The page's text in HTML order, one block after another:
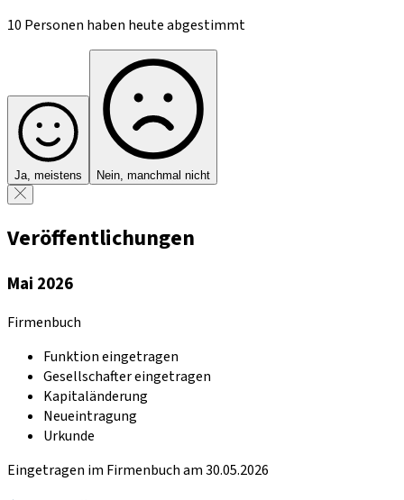
10 Personen haben heute abgestimmt
Ja, meistens Nein, manchmal nicht
Veröffentlichungen
Mai 2026
Firmenbuch
Funktion eingetragen
Gesellschafter eingetragen
Kapitaländerung
Neueintragung
Urkunde
Eingetragen im Firmenbuch am 30.05.2026